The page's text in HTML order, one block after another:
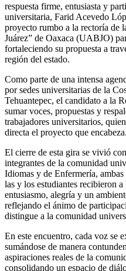
respuesta firme, entusiasta y
universitaria, Farid Acevedo
proyecto rumbo a la rectoría de
Juárez” de Oaxaca (UABJO)
fortaleciendo su propuesta a
región del estado.
Como parte de una intensa
por sedes universitarias de la
Tehuantepec, el candidato a la
sumar voces, propuestas y
trabajadores universitarios,
directa el proyecto que encabeza.
El cierre de esta gira se vivió
integrantes de la comunidad
Idiomas y de Enfermería,
las y los estudiantes recibieron
entusiasmo, alegría y un
reflejando el ánimo de
distingue a la comunidad
En este encuentro, cada voz se
sumándose de manera
aspiraciones reales de la
consolidando un espacio de